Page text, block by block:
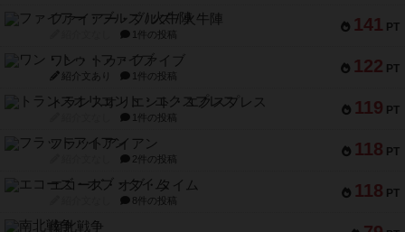
141 PT
ファイアー・ブルズ / 火牛陣
1件の投稿
122 PT
ワン・トゥ・ファイブ
紹介文あり 1件の投稿
119 PT
トランスオリエント・エクスプレス
1件の投稿
118 PT
フラットアイアン
2件の投稿
118 PT
エコーズ・オブ・タイム
8件の投稿
南北戦争